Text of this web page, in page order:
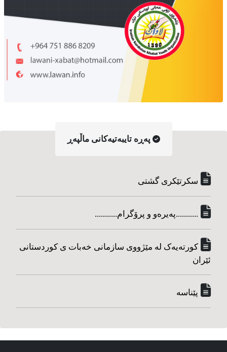
په‌ڕه‌ تایبه‌تیه‌کانی ماڵپه‌ڕ
سکرتێکری گشتی
...........په‌یره‌و و پرۆگرام...........
کورته‌یه‌ک له مێژووی سازمانی خه‌بات ی کوردستانی
ئێران
پێناسه‌